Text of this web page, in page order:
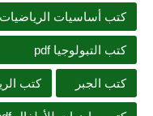
كتب أساسيات الرياضيات
كتب التبولوجيا pdf
كتب الجبر كتب